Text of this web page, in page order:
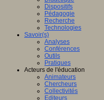
Dispositifs
Pédagogie
Recherche
Technologies
Savoir(s)
Analyses
Conférences
Outils
Pratiques
Acteurs de l'éducation
Animateurs
Chercheurs
Collectivités
Editeurs